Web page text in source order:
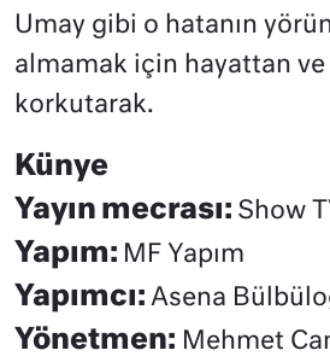
Umay gibi o hatanın
almamak için hayattan
korkutarak.
Künye
Yayın mecrası: Show
Yapım: MF Yapım
Yapımcı: Asena
Yönetmen: Mehmet